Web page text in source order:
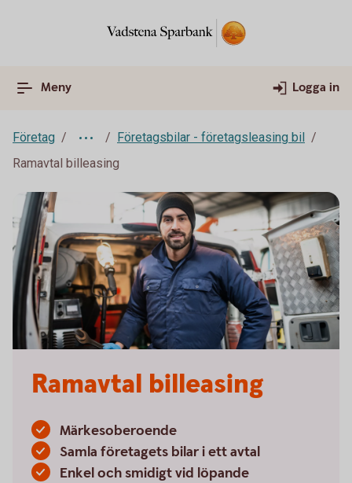
Meny Logga in
Företag
Företagsbilar - företagsleasing bil
Ramavtal billeasing
Ramavtal billeasing
Märkesoberoende
Samla företagets bilar i ett avtal
Enkel och smidigt vid löpande